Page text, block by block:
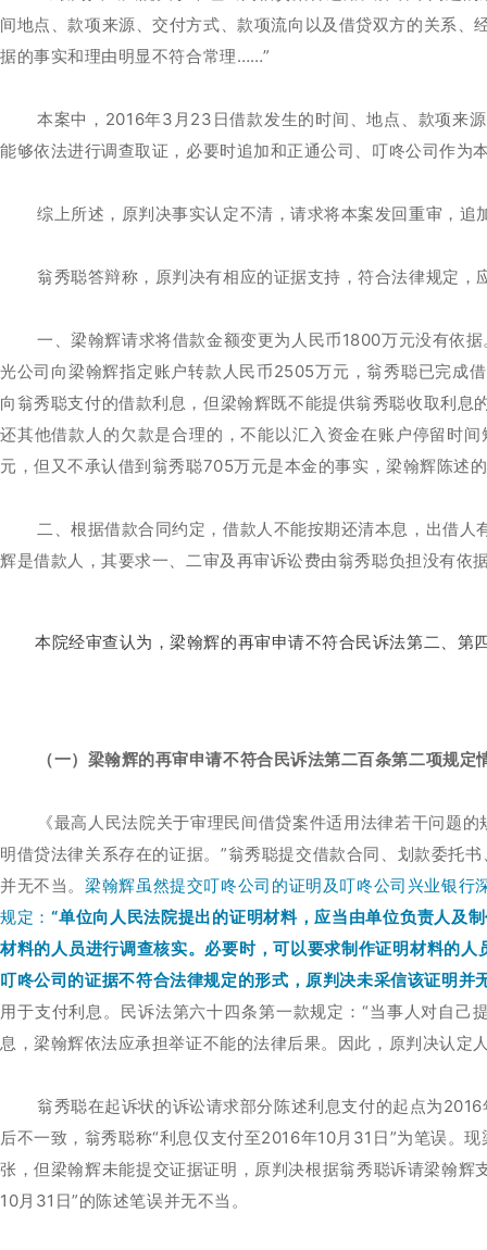
间地点、款项来源、交付方式、款项流向以及借贷双方的关系
据的事实和理由明显不符合常理……”
本案中，2016年3月23日借款发生的时间、地点、款项来
能够依法进行调查取证，必要时追加和正通公司、叮咚公司作为
综上所述，原判决事实认定不清，请求将本案发回重审，
翁秀聪答辩称，原判决有相应的证据支持，符合法律规定
一、梁翰辉请求将借款金额变更为人民币1800万元没有依
光公司向梁翰辉指定账户转款人民币2505万元，翁秀聪已完成
向翁秀聪支付的借款利息，但梁翰辉既不能提供翁秀聪收取利
还其他借款人的欠款是合理的，不能以汇入资金在账户停留时
元，但又不承认借到翁秀聪705万元是本金的事实，梁翰辉陈述
二、根据借款合同约定，借款人不能按期还清本息，出借
辉是借款人，其要求一、二审及再审诉讼费由翁秀聪负担没有依
本院经审查认为，梁翰辉的再审申请不符合民诉法第二、第
（一）梁翰辉的再审申请不符合民诉法第二百条第二项规定
《最高人民法院关于审理民间借贷案件适用法律若干问题
明借贷法律关系存在的证据。”翁秀聪提交借款合同、划款委托
并无不当。梁翰辉虽然提交叮咚公司的证明及叮咚公司兴业银
规定：“单位向人民法院提出的证明材料，应当由单位负责人及
材料的人员进行调查核实。必要时，可以要求制作证明材料的
叮咚公司的证据不符合法律规定的形式，原判决未采信该证明并
用于支付利息。民诉法第六十四条第一款规定：“当事人对自
息，梁翰辉依法应承担举证不能的法律后果。因此，原判决认定
翁秀聪在起诉状的诉讼请求部分陈述利息支付的起点为
后不一致，翁秀聪称“利息仅支付至2016年10月31日”为笔误。
张，但梁翰辉未能提交证据证明，原判决根据翁秀聪诉请梁翰
10月31日”的陈述笔误并无不当。